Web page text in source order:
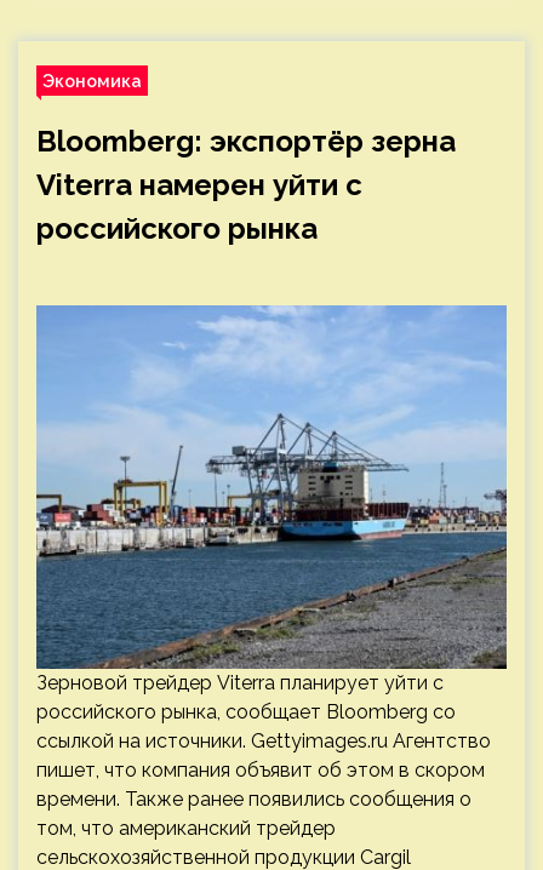
Экономика
Bloomberg: экспортёр зерна
Viterra намерен уйти с
российского рынка
Зерновой трейдер Viterra планирует уйти с
российского рынка, сообщает Bloomberg со
ссылкой на источники. Gettyimages.ru Агентство
пишет, что компания объявит об этом в скором
времени. Также ранее появились сообщения о
том, что американский трейдер
сельскохозяйственной продукции Cargil